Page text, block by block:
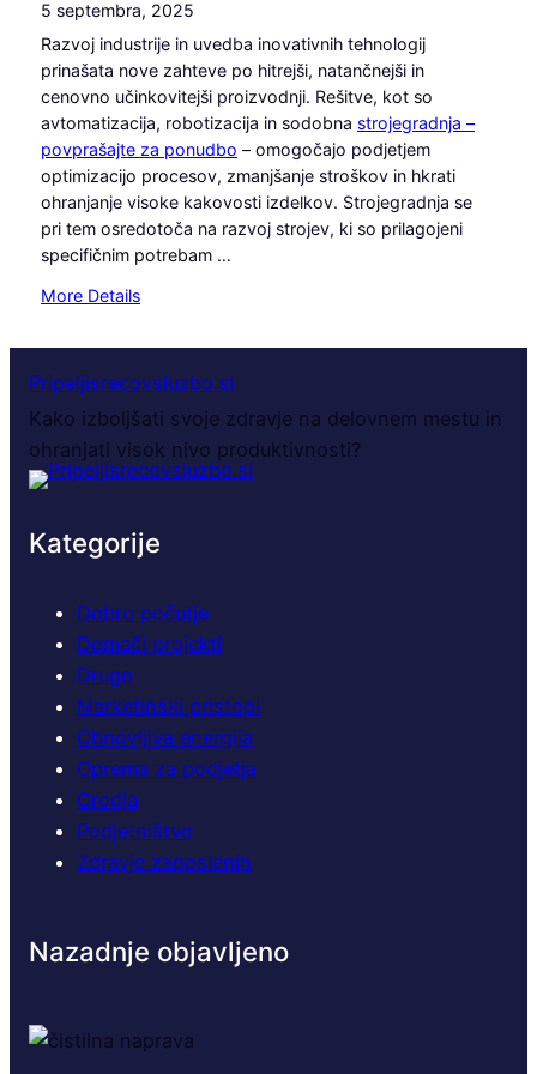
5 septembra, 2025
Razvoj industrije in uvedba inovativnih tehnologij
prinašata nove zahteve po hitrejši, natančnejši in
cenovno učinkovitejši proizvodnji. Rešitve, kot so
avtomatizacija, robotizacija in sodobna strojegradnja –
povprašajte za ponudbo – omogočajo podjetjem
optimizacijo procesov, zmanjšanje stroškov in hkrati
ohranjanje visoke kakovosti izdelkov. Strojegradnja se
pri tem osredotoča na razvoj strojev, ki so prilagojeni
specifičnim potrebam …
More Details:
t
e
g
a
d
j
a
s
o
d
b
o
o
v
Pripeljisrecovsluzbo.si
Kako izboljšati svoje zdravje na delovnem mestu in
ohranjati visok nivo produktivnosti?
Kategorije
Dobro počutje
Domači projekti
Drugo
Marketinški pristopi
Obnovljiva energija
Oprema za podjetja
Orodja
Podjetništvo
Zdravje zaposlenih
Nazadnje objavljeno